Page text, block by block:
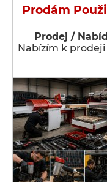
Prodám
Prodej /
Nabízím k